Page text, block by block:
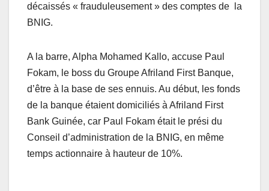
décaissés « frauduleusement » des comptes de la
BNIG.
A la barre, Alpha Mohamed Kallo, accuse Paul
Fokam, le boss du Groupe Afriland First Banque,
d’être à la base de ses ennuis. Au début, les fonds
de la banque étaient domiciliés à Afriland First
Bank Guinée, car Paul Fokam était le prési du
Conseil d’administration de la BNIG, en même
temps actionnaire à hauteur de 10%.